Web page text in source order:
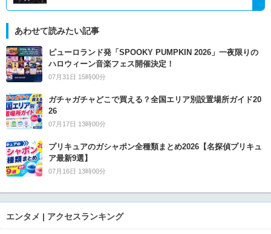
あわせて読みたい記事
ピューロランド発「SPOOKY PUMPKIN 2026」一夜限りの
ハロウィーン音楽フェス開催決定！
07月31日 15時00分
ガチャガチャどこで買える？全国エリア別設置場所ガイド20
26
07月17日 13時00分
プリキュアのガシャポン全種類まとめ2026【名探偵プリキュ
ア最新9選】
07月16日 13時00分
エンタメ | アクセスランキング